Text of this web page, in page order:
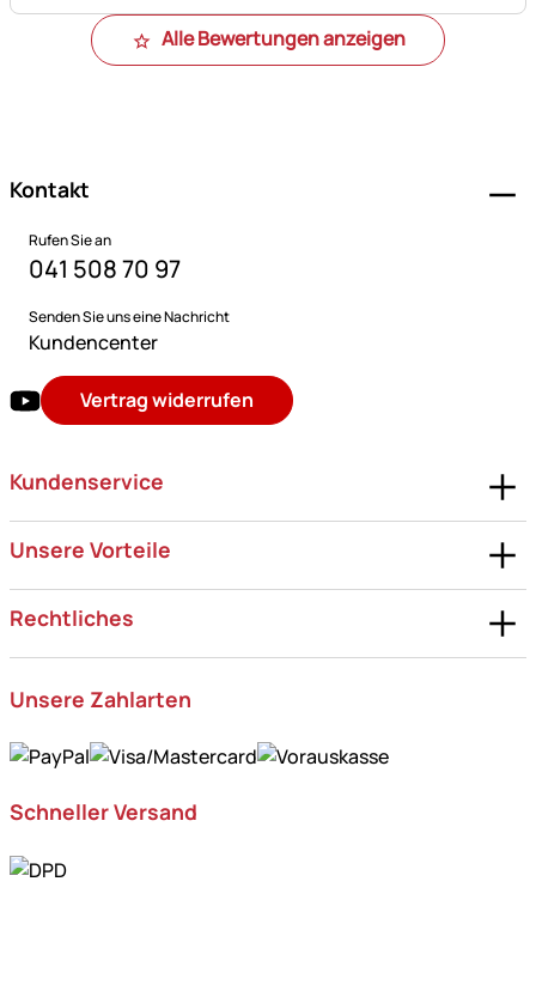
Alle Bewertungen anzeigen
Kontakt
Rufen Sie an
041 508 70 97
Senden Sie uns eine Nachricht
Kundencenter
Vertrag widerrufen
Kundenservice
Unsere Vorteile
Rechtliches
Unsere Zahlarten
Schneller Versand